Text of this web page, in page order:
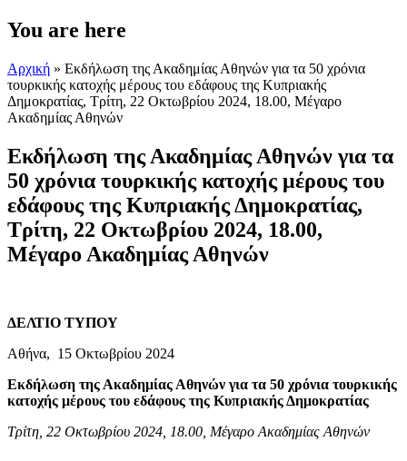
You are here
Αρχική » Εκδήλωση της Ακαδημίας Αθηνών για τα 50 χρόνια
τουρκικής κατοχής μέρους του εδάφους της Κυπριακής
Δημοκρατίας, Τρίτη, 22 Οκτωβρίου 2024, 18.00, Μέγαρο
Ακαδημίας Αθηνών
Εκδήλωση της Ακαδημίας Αθηνών για τα
50 χρόνια τουρκικής κατοχής μέρους του
εδάφους της Κυπριακής Δημοκρατίας,
Τρίτη, 22 Οκτωβρίου 2024, 18.00,
Μέγαρο Ακαδημίας Αθηνών
ΔΕΛΤΙΟ ΤΥΠΟΥ
Αθήνα, 15 Οκτωβρίου 2024
Εκδήλωση της Ακαδημίας Αθηνών για τα 50 χρόνια τουρκικής
κατοχής μέρους του εδάφους της Κυπριακής Δημοκρατίας
Τρίτη, 22 Οκτωβρίου 2024, 18.00, Μέγαρο Ακαδημίας Αθηνών